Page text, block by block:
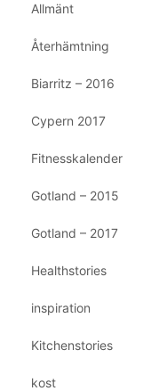
Allmänt
Återhämtning
Biarritz – 2016
Cypern 2017
Fitnesskalender
Gotland – 2015
Gotland – 2017
Healthstories
inspiration
Kitchenstories
kost